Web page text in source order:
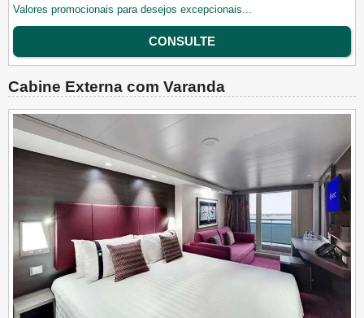
Valores promocionais para desejos excepcionais...
CONSULTE
Cabine Externa com Varanda